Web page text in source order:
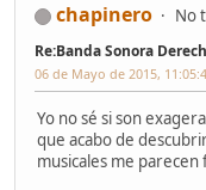
chapinero No
Re:Banda Sonora
06 de Mayo de 2015,
Yo no sé si son
que acabo de
musicales me parecen